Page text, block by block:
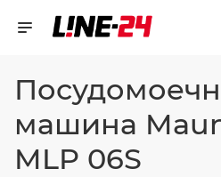
машина
MLP 06S